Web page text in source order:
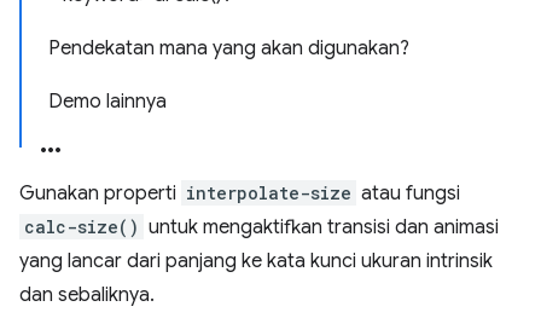
Pendekatan mana yang akan digunakan?
Demo lainnya
Gunakan properti interpolate-size atau fungsi
calc-size() untuk mengaktifkan transisi dan animasi
yang lancar dari panjang ke kata kunci ukuran intrinsik
dan sebaliknya.